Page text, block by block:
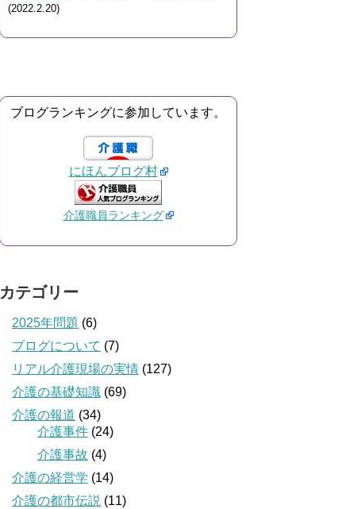
(2022.2.20)
ブログランキングに参加しています。
にほんブログ村
介護職員ランキング
カテゴリー
2025年問題 (6)
ブログについて (7)
リアル介護現場の実情 (127)
介護の基礎知識 (69)
介護の報道 (34)
介護事件 (24)
介護事故 (4)
介護の経営学 (14)
介護の都市伝説 (11)